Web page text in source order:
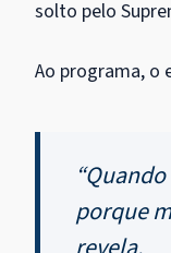
solto pelo
Ao programa, o
porque